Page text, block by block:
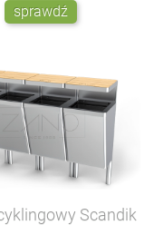
sprawdź
Scandik